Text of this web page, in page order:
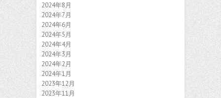
2024年8月
2024年7月
2024年6月
2024年5月
2024年4月
2024年3月
2024年2月
2024年1月
2023年12月
2023年11月